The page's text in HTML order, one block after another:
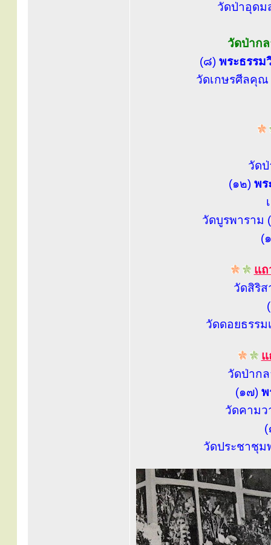
วัดป่าอุด
วัดป่าก
(๘) พระธรร
วัดเกษรศีลคุณ
วัดป่
(๑๒) พร
วัดบูรพาราม
(
แ
วัดสิริ
วัดดอยธรร
วัดป่าก
(๑๗) พ
วัดคามว
วัดประชาชุม